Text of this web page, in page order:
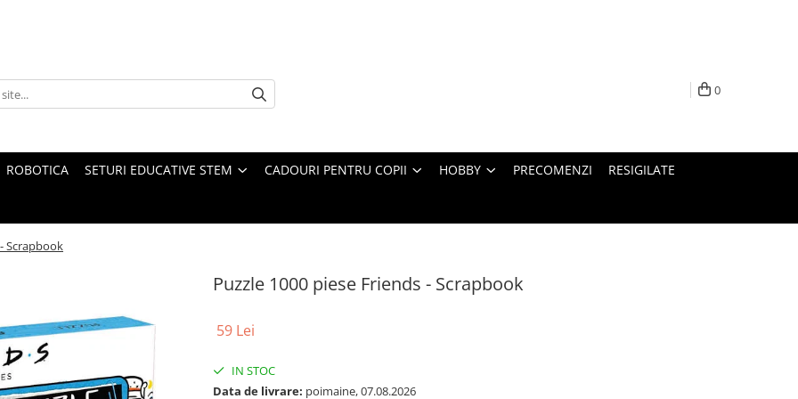
0
ROBOTICA SETURI EDUCATIVE STEM CADOURI PENTRU COPII HOBBY PRECOMENZI RESIGILATE
Scrapbook
Puzzle 1000 piese Friends - Scrapbook
59 Lei
IN STOC
Data de livrare: poimaine, 07.08.2026